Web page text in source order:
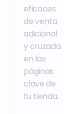
eficaces
de venta
adicional
y cruzada
en las
páginas
clave de
tu tienda.